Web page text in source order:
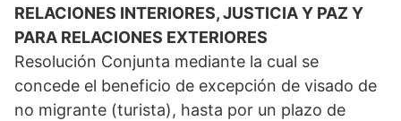
RELACIONES INTERIORES, JUSTICIA Y PAZ Y
PARA RELACIONES EXTERIORES
Resolución Conjunta mediante la cual se
concede el beneficio de excepción de visado de
no migrante (turista), hasta por un plazo de